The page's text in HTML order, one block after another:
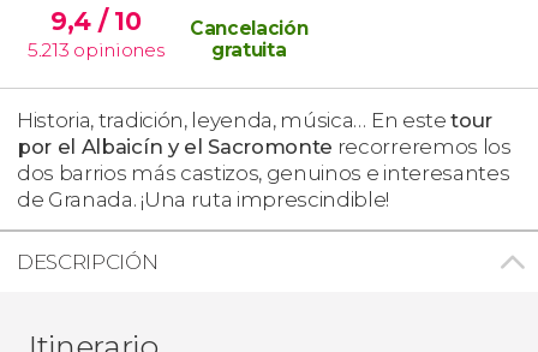
9,4 / 10
5.213 opiniones
Cancelación
gratuita
Historia, tradición, leyenda, música… En estetour
por el Albaicín y el Sacromonte recorreremos los
dos barrios más castizos, genuinos e interesantes
de Granada. ¡Una ruta imprescindible!
DESCRIPCIÓN